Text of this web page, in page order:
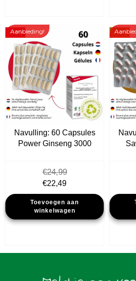
Navulling: 60 Capsules
Power Ginseng 3000
€24,99
Oorspronkelijke
prijs
was:
€24,99.
€22,49Huidige
prijs
is:
€22,49.
Toevoegen aan
winkelwagen
Aanbieding!